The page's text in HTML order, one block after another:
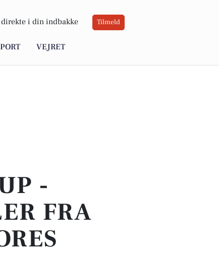
direkte i din indbakke Tilmeld
VEJRET
-
FRA